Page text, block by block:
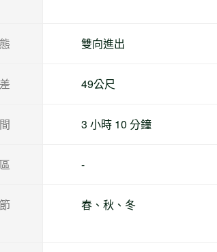
雙向進出
49公尺
3 小時 10 分鐘
-
春、秋、冬